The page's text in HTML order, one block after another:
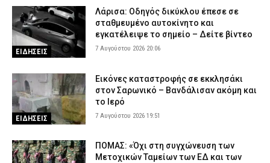
ΕΙΔΗΣΕΙΣ
Λάρισα: Οδηγός δικύκλου έπεσε σε
σταθμευμένο αυτοκίνητο και
εγκατέλειψε το σημείο – Δείτε βίντεο
7 Αυγούστου 2026 20:06
ΕΙΔΗΣΕΙΣ
Εικόνες καταστροφής σε εκκλησάκι
στον Σαρωνικό – Βανδάλισαν ακόμη και
το Ιερό
7 Αυγούστου 2026 19:51
ΠΟΜΑΣ: «Όχι στη συγχώνευση των
Μετοχικών Ταμείων των ΕΔ και των